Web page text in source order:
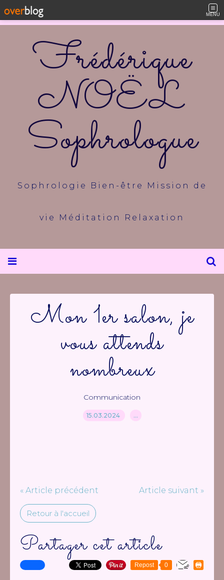
MENU
Frédérique
NOËL
Sophrologue
Sophrologie Bien-être Mission de
vie Méditation Relaxation
Mon 1er salon, je
vous attends
nombreux
Communication
15.03.2024 …
« Article précédent Article suivant »
Retour à l'accueil
Partager cet article
Repost 0